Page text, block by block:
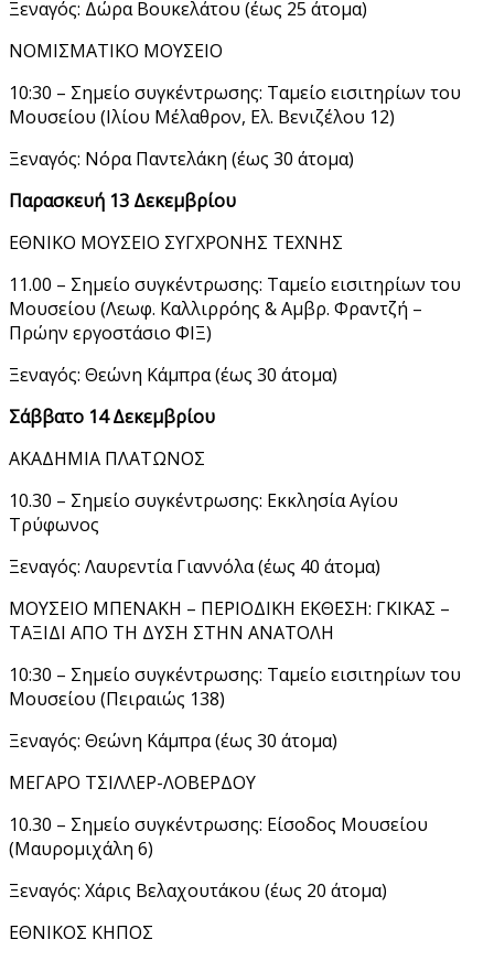
Ξεναγός: Δώρα Βουκελάτου (έως 25 άτομα)
ΝΟΜΙΣΜΑΤΙΚΟ ΜΟΥΣΕΙΟ
10:30 – Σημείο συγκέντρωσης: Ταμείο εισιτηρίων του
Μουσείου (Ιλίου Μέλαθρον, Ελ. Βενιζέλου 12)
Ξεναγός: Νόρα Παντελάκη (έως 30 άτομα)
Παρασκευή 13 Δεκεμβρίου
ΕΘΝΙΚΟ ΜΟΥΣΕΙΟ ΣΥΓΧΡΟΝΗΣ ΤΕΧΝΗΣ
11.00 – Σημείο συγκέντρωσης: Ταμείο εισιτηρίων του
Μουσείου (Λεωφ. Καλλιρρόης & Αμβρ. Φραντζή –
Πρώην εργοστάσιο ΦΙΞ)
Ξεναγός: Θεώνη Κάμπρα (έως 30 άτομα)
Σάββατο 14 Δεκεμβρίου
ΑΚΑΔΗΜΙΑ ΠΛΑΤΩΝΟΣ
10.30 – Σημείο συγκέντρωσης: Εκκλησία Αγίου
Τρύφωνος
Ξεναγός: Λαυρεντία Γιαννόλα (έως 40 άτομα)
ΜΟΥΣΕΙΟ ΜΠΕΝΑΚΗ – ΠΕΡΙΟΔΙΚΗ ΕΚΘΕΣΗ: ΓΚΙΚΑΣ –
ΤΑΞΙΔΙ ΑΠΟ ΤΗ ΔΥΣΗ ΣΤΗΝ ΑΝΑΤΟΛΗ
10:30 – Σημείο συγκέντρωσης: Ταμείο εισιτηρίων του
Μουσείου (Πειραιώς 138)
Ξεναγός: Θεώνη Κάμπρα (έως 30 άτομα)
ΜΕΓΑΡΟ ΤΣΙΛΛΕΡ-ΛΟΒΕΡΔΟΥ
10.30 – Σημείο συγκέντρωσης: Είσοδος Μουσείου
(Μαυρομιχάλη 6)
Ξεναγός: Χάρις Βελαχουτάκου (έως 20 άτομα)
ΕΘΝΙΚΟΣ ΚΗΠΟΣ